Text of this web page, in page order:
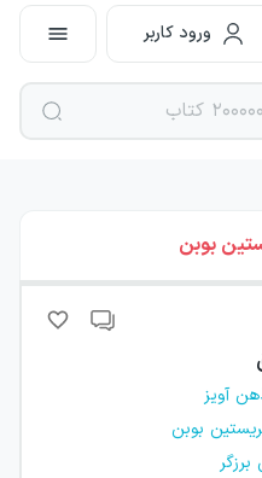
ورود کاربر
بوبن
آویز
بوبن